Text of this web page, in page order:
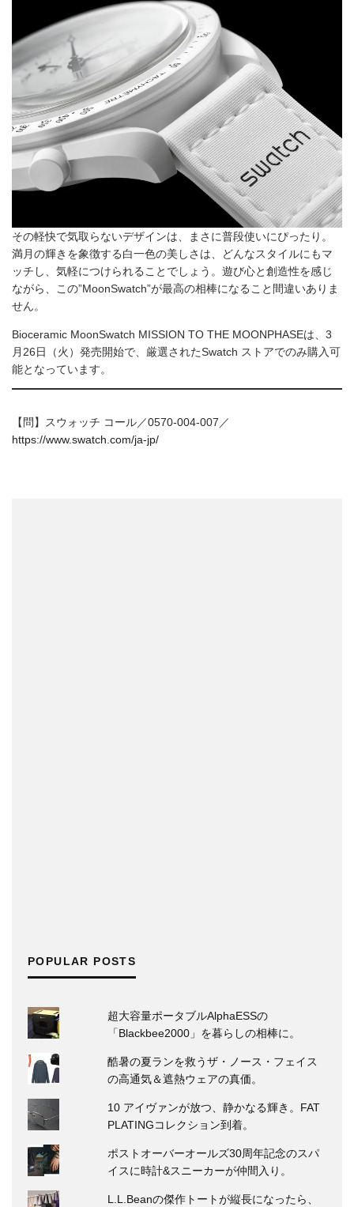
その軽快で気取らないデザインは、まさに普段使いにぴったり。
満月の輝きを象徴する白一色の美しさは、どんなスタイルにもマ
ッチし、気軽につけられることでしょう。遊び心と創造性を感じ
ながら、この”MoonSwatch”が最高の相棒になること間違いありま
せん。
Bioceramic MoonSwatch MISSION TO THE MOONPHASEは、3
月26日（火）発売開始で、厳選されたSwatch ストアでのみ購入可
能となっています。
【問】スウォッチ コール／0570-004-007／
https://www.swatch.com/ja-jp/
POPULAR POSTS
超大容量ポータブルAlphaESSの
「Blackbee2000」を暮らしの相棒に。
酷暑の夏ランを救うザ・ノース・フェイス
の高通気＆遮熱ウェアの真価。
10 アイヴァンが放つ、静かなる輝き。FAT
PLATINGコレクション到着。
ポストオーバーオールズ30周年記念のスパ
イスに時計&スニーカーが仲間入り。
L.L.Beanの傑作トートが縦長になったら、